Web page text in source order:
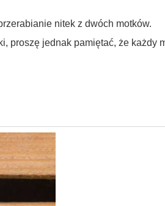
nitek z dwóch motków.
proszę jednak pamiętać, że każdy